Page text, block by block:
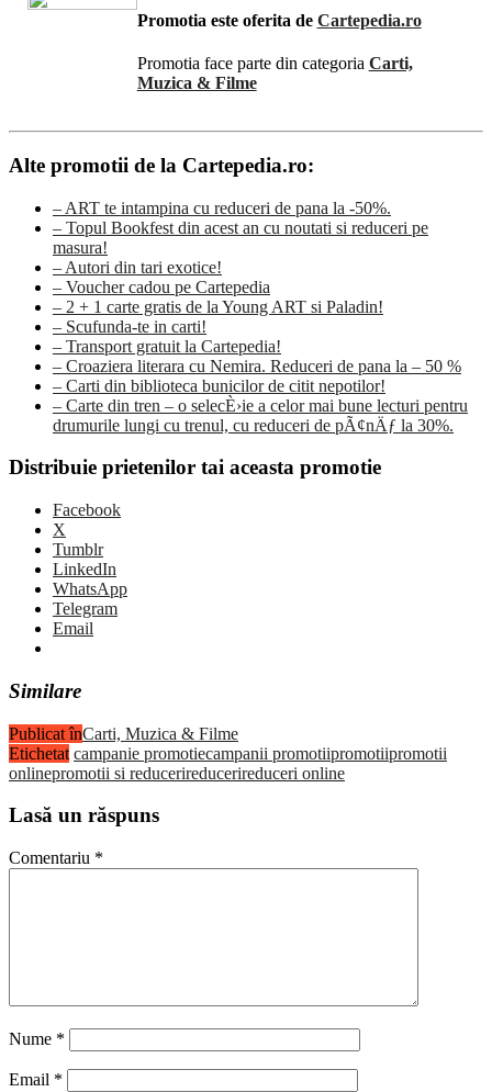
Promotia este oferita de Cartepedia.ro
Promotia face parte din categoria Carti,
Muzica & Filme
Alte promotii de la Cartepedia.ro:
– ART te intampina cu reduceri de pana la -50%.
– Topul Bookfest din acest an cu noutati si reduceri pe
masura!
– Autori din tari exotice!
– Voucher cadou pe Cartepedia
– 2 + 1 carte gratis de la Young ART si Paladin!
– Scufunda-te in carti!
– Transport gratuit la Cartepedia!
– Croaziera literara cu Nemira. Reduceri de pana la – 50 %
– Carti din biblioteca bunicilor de citit nepotilor!
– Carte din tren – o selecÈ›ie a celor mai bune lecturi pentru
drumurile lungi cu trenul, cu reduceri de pÃ¢nÄƒ la 30%.
Distribuie prietenilor tai aceasta promotie
Facebook
X
Tumblr
LinkedIn
WhatsApp
Telegram
Email
Similare
Publicat înCarti, Muzica & Filme
Etichetat campanie promotiecampanii promotiipromotiipromotii
onlinepromotii si reducerireducerireduceri online
Lasă un răspuns
Comentariu *
Nume *
Email *